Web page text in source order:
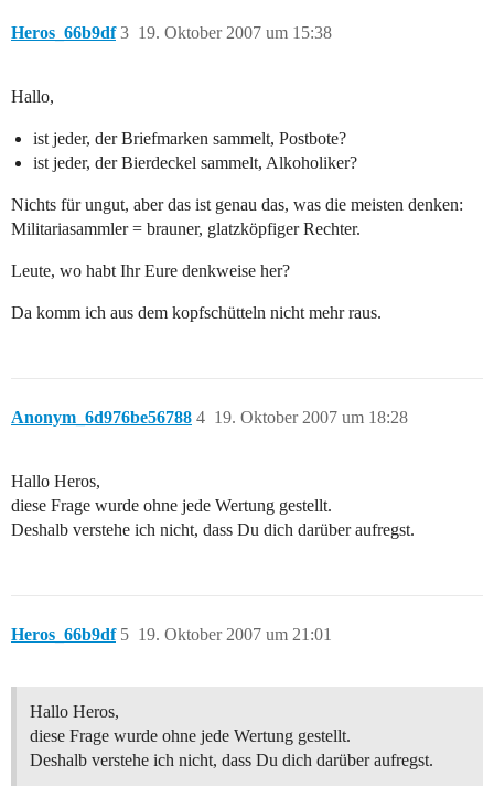
Heros_66b9df 19. Oktober 2007 um 15:38
3
Hallo,
ist jeder, der Briefmarken sammelt, Postbote?
ist jeder, der Bierdeckel sammelt, Alkoholiker?
Nichts für ungut, aber das ist genau das, was die meisten denken:
Militariasammler = brauner, glatzköpfiger Rechter.
Leute, wo habt Ihr Eure denkweise her?
Da komm ich aus dem kopfschütteln nicht mehr raus.
Anonym_6d976be56788 19. Oktober 2007 um 18:28
4
Hallo Heros,
diese Frage wurde ohne jede Wertung gestellt.
Deshalb verstehe ich nicht, dass Du dich darüber aufregst.
Heros_66b9df 19. Oktober 2007 um 21:01
5
Hallo Heros,
diese Frage wurde ohne jede Wertung gestellt.
Deshalb verstehe ich nicht, dass Du dich darüber aufregst.